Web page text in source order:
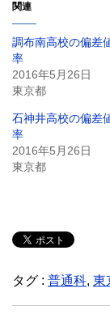
関連
調布南高校の偏差
率
2016年5月26日
東京都
石神井高校の偏差
率
2016年5月26日
東京都
タグ : 普通科, 東